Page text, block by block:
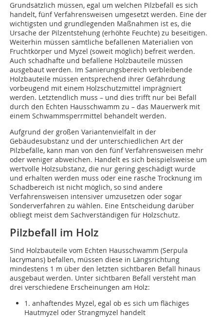
Grundsätzlich müssen, egal um welchen Pilzbefall es sich
handelt, fünf Verfahrensweisen umgesetzt werden. Eine der
wichtigsten und grundlegenden Maßnahmen ist es, die
Ursache der Pilzentstehung (erhöhte Feuchte) zu beseitigen.
Weiterhin müssen sämtliche befallenen Materialien von
Fruchtkörper und Myzel (soweit möglich) befreit werden.
Auch schadhafte und befallene Holzbauteile müssen
ausgebaut werden. Im Sanierungsbereich verbleibende
Holzbauteile müssen entsprechend ihrer Gefährdung
vorbeugend mit einem Holzschutzmittel imprägniert
werden. Letztendlich muss – und dies trifft nur bei Befall
durch den Echten Hausschwamm zu – das Mauerwerk mit
einem Schwammsperrmittel behandelt werden.
Aufgrund der großen Variantenvielfalt in der
Gebäudesubstanz und der unterschiedlichen Art der
Pilzbefälle, kann man von den fünf Verfahrensweisen mehr
oder weniger abweichen. Handelt es sich beispielsweise um
wertvolle Holzsubstanz, die nur gering geschädigt wurde
und erhalten werden muss oder eine rasche Trocknung im
Schadbereich ist nicht möglich, so sind andere
Verfahrensweisen intensiver umzusetzen oder sogar
Sonderverfahren zu wählen. Eine Entscheidung darüber
obliegt meist dem Sachverständigen für Holzschutz.
Pilzbefall im Holz
Sind Holzbauteile vom Echten Hausschwamm (Serpula
lacrymans) befallen, müssen diese in Längsrichtung
mindestens 1 m über den letzten sichtbaren Befall hinaus
ausgebaut werden. Unter sichtbaren Befall versteht man
drei verschiedene Erscheinungen am Holz:
1. anhaftendes Myzel, egal ob es sich um flächiges
Hautmyzel oder Strangmyzel handelt